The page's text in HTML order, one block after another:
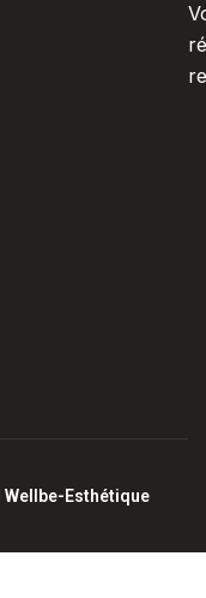
Wellbe-Esthétique